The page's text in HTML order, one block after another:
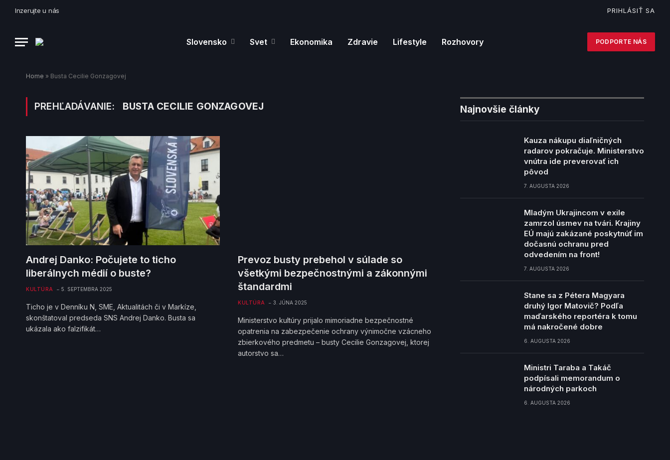
Inzerujte u nás PRIHLÁSIŤ SA
Slovensko Svet Ekonomika Zdravie Lifestyle Rozhovory PODPORTE NÁS
Home » Busta Cecilie Gonzagovej
PREHĽADÁVANIE: BUSTA CECILIE GONZAGOVEJ
Andrej Danko: Počujete to ticho
liberálnych médií o buste?
KULTÚRA 5. SEPTEMBRA 2025
Ticho je v Denníku N, SME, Aktualitách či v Markíze,
skonštatoval predseda SNS Andrej Danko. Busta sa
ukázala ako falzifikát…
Prevoz busty prebehol v súlade so
všetkými bezpečnostnými a zákonnými
štandardmi
KULTÚRA 3. JÚNA 2025
Ministerstvo kultúry prijalo mimoriadne bezpečnostné
opatrenia na zabezpečenie ochrany výnimočne vzácneho
zbierkového predmetu – busty Cecilie Gonzagovej, ktorej
autorstvo sa…
Najnovšie články
Kauza nákupu diaľničných
radarov pokračuje. Ministerstvo
vnútra ide preverovať ich
pôvod
7. AUGUSTA 2026
Mladým Ukrajincom v exile
zamrzol úsmev na tvári. Krajiny
EÚ majú zakázané poskytnúť im
dočasnú ochranu pred
odvedením na front!
7. AUGUSTA 2026
Stane sa z Pétera Magyara
druhý Igor Matovič? Podľa
maďarského reportéra k tomu
má nakročené dobre
6. AUGUSTA 2026
Ministri Taraba a Takáč
podpísali memorandum o
národných parkoch
6. AUGUSTA 2026